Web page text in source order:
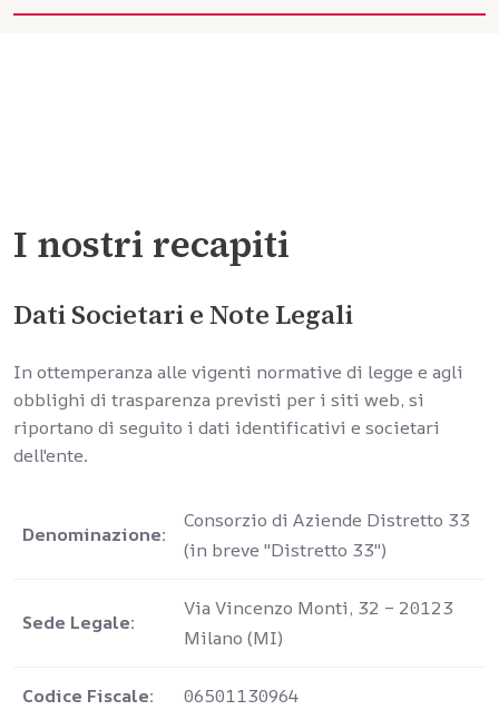
I nostri recapiti
Dati Societari e Note Legali
In ottemperanza alle vigenti normative di legge e agli
obblighi di trasparenza previsti per i siti web, si
riportano di seguito i dati identificativi e societari
dell'ente.
Denominazione:
Consorzio di Aziende Distretto 33
(in breve "Distretto 33")
Sede Legale:
Via Vincenzo Monti, 32 – 20123
Milano (MI)
Codice Fiscale: 06501130964